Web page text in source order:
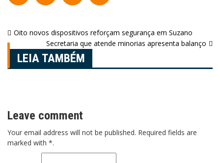
Navegação
de
Post
Oito novos dispositivos reforçam segurança em Suzano
Secretaria que atende minorias apresenta balanço
LEIA TAMBÉM
Leave comment
Your email address will not be published. Required fields are
marked with *.